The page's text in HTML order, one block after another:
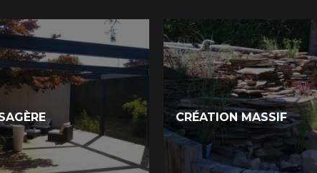
CRÉATION MASSIF